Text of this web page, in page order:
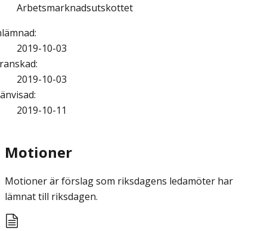
Arbetsmarknadsutskottet
:
2019-10-03
:
2019-10-03
:
2019-10-11
Motioner
Motioner är förslag som riksdagens ledamöter har
lämnat till riksdagen.